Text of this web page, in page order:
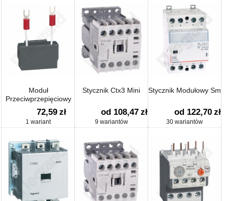
Moduł
Przeciwprzepięciowy
200-240v Ac/dc
72,59 zł
1 wariant
Stycznik Ctx3 Mini
od 108,47 zł
9 wariantów
Stycznik Modułowy Sm
od 122,70 zł
30 wariantów